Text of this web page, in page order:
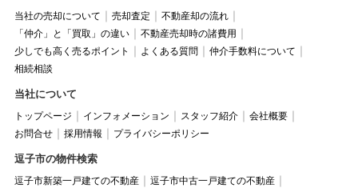
当社の売却について 売却査定
不動産却の流れ
「仲介」と「買取」の違い
不動産売却時の諸費用
少しでも高く売るポイント
よくある質問
仲介手数料について
相続相談
当社について
トップページ インフォメーション スタッフ紹介
会社概要
お問合せ
採用情報 プライバシーポリシー
逗子市の物件検索
逗子市新築一戸建ての不動産
逗子市中古一戸建ての不動産